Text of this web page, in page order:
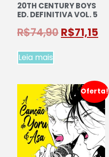
20TH CENTURY BOYS
ED. DEFINITIVA VOL. 5
R$74,90 R$71,15
Leia mais
Oferta!